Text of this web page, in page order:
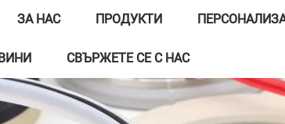
ЗА НАС ПРОДУКТИ
СВЪРЖЕТЕ СЕ С НАС